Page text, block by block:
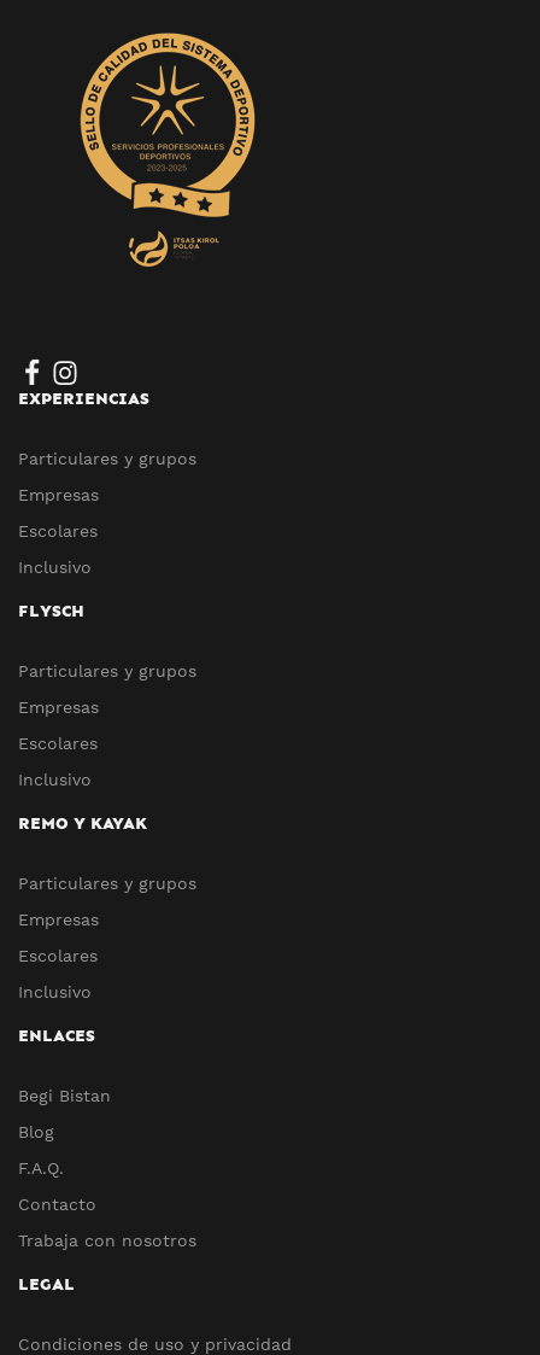
EXPERIENCIAS
Particulares y grupos
Empresas
Escolares
Inclusivo
FLYSCH
Particulares y grupos
Empresas
Escolares
Inclusivo
REMO Y KAYAK
Particulares y grupos
Empresas
Escolares
Inclusivo
ENLACES
Begi Bistan
Blog
F.A.Q.
Contacto
Trabaja con nosotros
LEGAL
Condiciones de uso y privacidad